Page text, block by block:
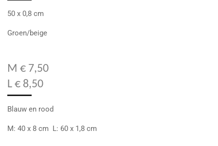
50 x 0,8 cm
Groen/beige
M € 7,50
L € 8,50
Blauw en rood
M: 40 x 8 cm L: 60 x 1,8 cm